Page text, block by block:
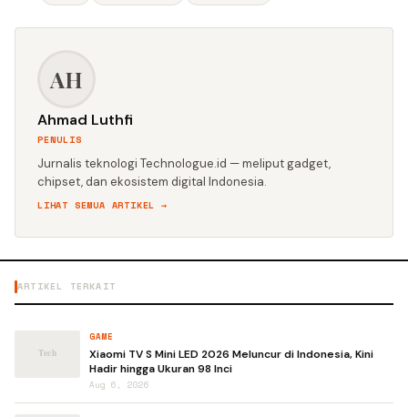
AH
Ahmad Luthfi
PENULIS
Jurnalis teknologi Technologue.id — meliput gadget,
chipset, dan ekosistem digital Indonesia.
LIHAT SEMUA ARTIKEL →
ARTIKEL TERKAIT
GAME
Xiaomi TV S Mini LED 2026 Meluncur di Indonesia, Kini
Hadir hingga Ukuran 98 Inci
Aug 6, 2026